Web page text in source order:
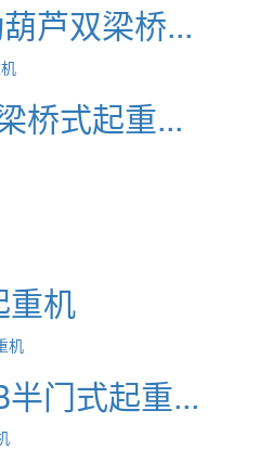
芦双梁桥...
桥式起重...
重机
门式起重...